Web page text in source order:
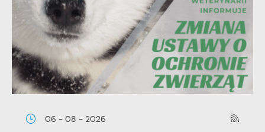
06 - 08 - 2026